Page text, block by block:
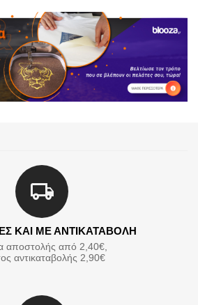
ΚΑΙ ΜΕ ΑΝΤΙΚΑΤΑΒΟΛΗ
αποστολής από 2,40€,
αντικαταβολής 2,90€